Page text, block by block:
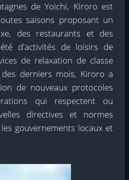
de Yoichi, Kiroro est
saisons proposant un
des restaurants et des
d'activités de loisirs de
de relaxation de classe
derniers mois, Kiroro a
de nouveaux protocoles
qui respectent ou
directives et normes
gouvernements locaux et